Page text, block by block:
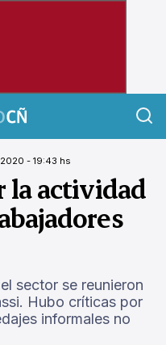
- 19:43 hs
la actividad
sector se reunieron
Hubo críticas por
informales no